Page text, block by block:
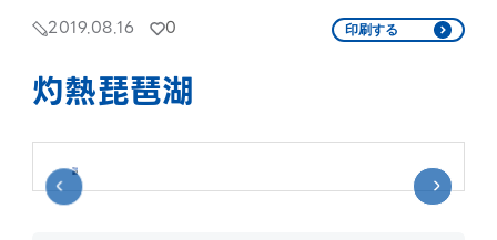
2019.08.16 0 印刷する
灼熱琵琶湖